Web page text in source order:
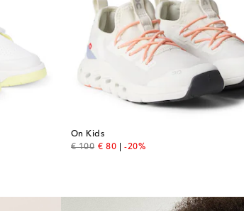
On Kids
€ 100
original price
€ 80
discount price
-20%